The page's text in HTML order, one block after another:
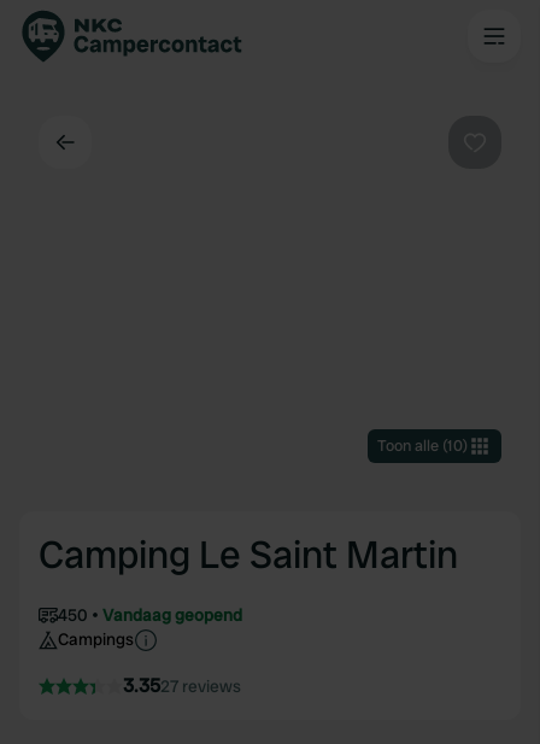
Toon alle(10)
Camping Le Saint Martin
450
Vandaag geopend
Campings
3.3527 reviews